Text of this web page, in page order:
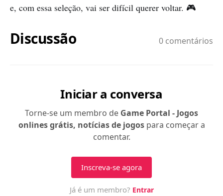
e, com essa seleção, vai ser difícil querer voltar. 🎮